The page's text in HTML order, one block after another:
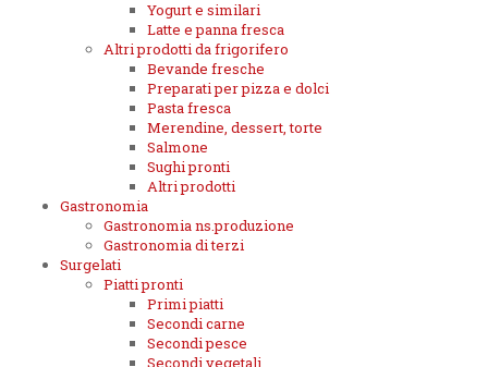
Yogurt e similari
Latte e panna fresca
Altri prodotti da frigorifero
Bevande fresche
Preparati per pizza e dolci
Pasta fresca
Merendine, dessert, torte
Salmone
Sughi pronti
Altri prodotti
Gastronomia
Gastronomia ns.produzione
Gastronomia di terzi
Surgelati
Piatti pronti
Primi piatti
Secondi carne
Secondi pesce
Secondi vegetali